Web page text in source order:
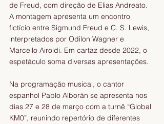
de Freud, com direção de Elias Andreato.
A montagem apresenta um encontro
fictício entre Sigmund Freud e C. S. Lewis,
interpretados por Odilon Wagner e
Marcello Airoldi. Em cartaz desde 2022, o
espetáculo soma diversas apresentações.
Na programação musical, o cantor
espanhol Pablo Alborán se apresenta nos
dias 27 e 28 de março com a turnê “Global
KM0”, reunindo repertório de diferentes